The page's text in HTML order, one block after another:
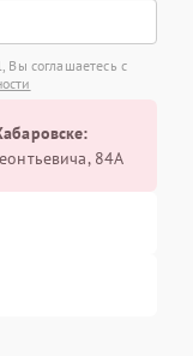
Вы соглашаетесь с
84А